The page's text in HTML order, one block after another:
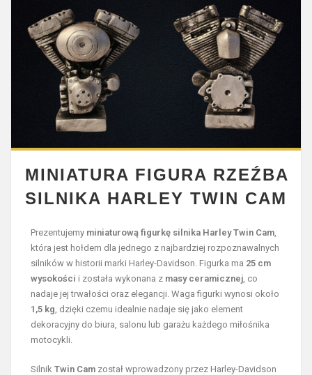
MINIATURA FIGURA RZEŹBA
SILNIKA HARLEY TWIN CAM
Prezentujemy miniaturową figurkę silnika Harley Twin Cam,
która jest hołdem dla jednego z najbardziej rozpoznawalnych
silników w historii marki Harley-Davidson. Figurka ma 25 cm
wysokości i została wykonana z masy ceramicznej, co
nadaje jej trwałości oraz elegancji. Waga figurki wynosi około
1,5 kg , dzięki czemu idealnie nadaje się jako element
dekoracyjny do biura, salonu lub garażu każdego miłośnika
motocykli.
Silnik Twin Camzostał wprowadzony przez Harley-Davidson